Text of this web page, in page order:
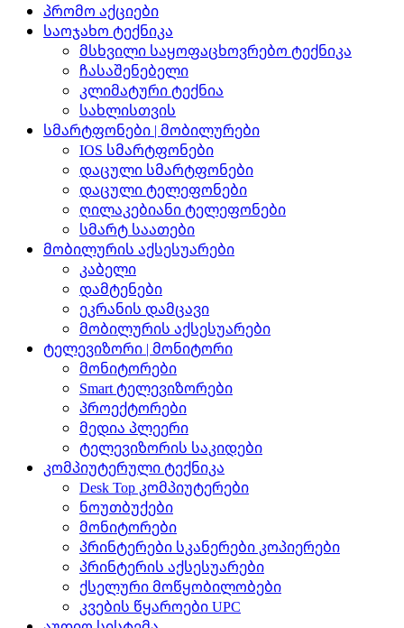
პრომო აქციები
საოჯახო ტექნიკა
მსხვილი საყოფაცხოვრებო ტექნიკა
ჩასაშენებელი
კლიმატური ტექნია
სახლისთვის
სმარტფონები | მობილურები
IOS სმარტფონები
დაცული სმარტფონები
დაცული ტელეფონები
ღილაკებიანი ტელეფონები
სმარტ საათები
მობილურის აქსესუარები
კაბელი
დამტენები
ეკრანის დამცავი
მობილურის აქსესუარები
ტელევიზორი | მონიტორი
მონიტორები
Smart ტელევიზორები
პროექტორები
მედია პლეერი
ტელევიზორის საკიდები
კომპიუტერული ტექნიკა
Desk Top კომპიუტერები
ნოუთბუქები
მონიტორები
პრინტერები სკანერები კოპიერები
პრინტერის აქსესუარები
ქსელური მოწყობილობები
კვების წყაროები UPC